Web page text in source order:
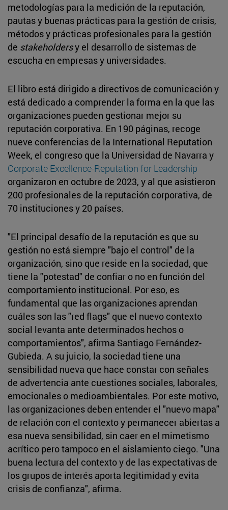
metodologías para la medición de la reputación,
pautas y buenas prácticas para la gestión de crisis,
métodos y prácticas profesionales para la gestión
de stakeholdersy el desarrollo de sistemas de
escucha en empresas y universidades.
El libro está dirigido a directivos de comunicación y
está dedicado a comprender la forma en la que las
organizaciones pueden gestionar mejor su
reputación corporativa. En 190 páginas, recoge
nueve conferencias de la International Reputation
Week, el congreso que la Universidad de Navarra y
Corporate Excellence-Reputation for Leadership
organizaron en octubre de 2023, y al que asistieron
200 profesionales de la reputación corporativa, de
70 instituciones y 20 países.
"El principal desafío de la reputación es que su
gestión no está siempre "bajo el control" de la
organización, sino que reside en la sociedad, que
tiene la "potestad" de confiar o no en función del
comportamiento institucional. Por eso, es
fundamental que las organizaciones aprendan
cuáles son las "red flags" que el nuevo contexto
social levanta ante determinados hechos o
comportamientos", afirma Santiago Fernández-
Gubieda. A su juicio, la sociedad tiene una
sensibilidad nueva que hace constar con señales
de advertencia ante cuestiones sociales, laborales,
emocionales o medioambientales. Por este motivo,
las organizaciones deben entender el "nuevo mapa"
de relación con el contexto y permanecer abiertas a
esa nueva sensibilidad, sin caer en el mimetismo
acrítico pero tampoco en el aislamiento ciego. "Una
buena lectura del contexto y de las expectativas de
los grupos de interés aporta legitimidad y evita
crisis de confianza", afirma.